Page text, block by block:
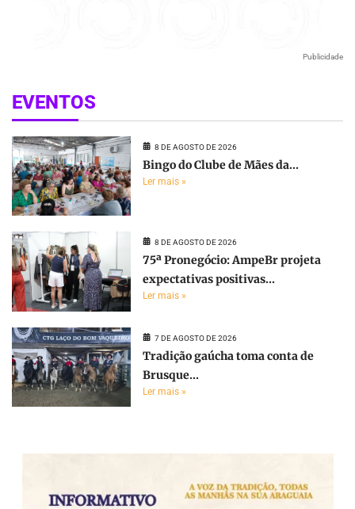
Publicidade
EVENTOS
8 DE AGOSTO DE 2026
Bingo do Clube de Mães da...
Ler mais »
8 DE AGOSTO DE 2026
75ª Pronegócio: AmpeBr projeta
expectativas positivas...
Ler mais »
7 DE AGOSTO DE 2026
Tradição gaúcha toma conta de
Brusque...
Ler mais »